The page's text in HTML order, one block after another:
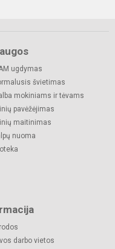
ugdymas
švietimas
mokiniams ir tėvams
pavėžėjimas
maitinimas
nuoma
darbo vietos